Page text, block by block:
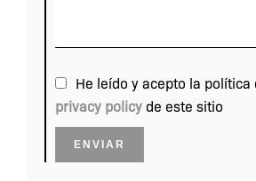
He leído y acepto la política
privacy policy de este sitio
ENVIAR